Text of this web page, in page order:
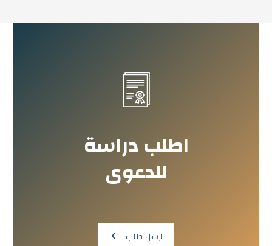
اطلب دراسة
للدعوى
ارسل طلب